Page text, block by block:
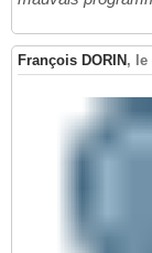
François DORIN ,